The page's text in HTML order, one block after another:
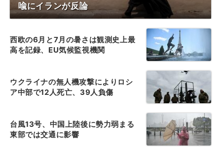
喩にイランが反論
西欧の6月と7月の暑さは観測史上最
高を記録、EU気候監視機関
ウクライナの無人機攻撃によりロシ
ア中部で12人死亡、39人負傷
台風13号、中国上陸後に勢力弱まる
東部では交通に影響